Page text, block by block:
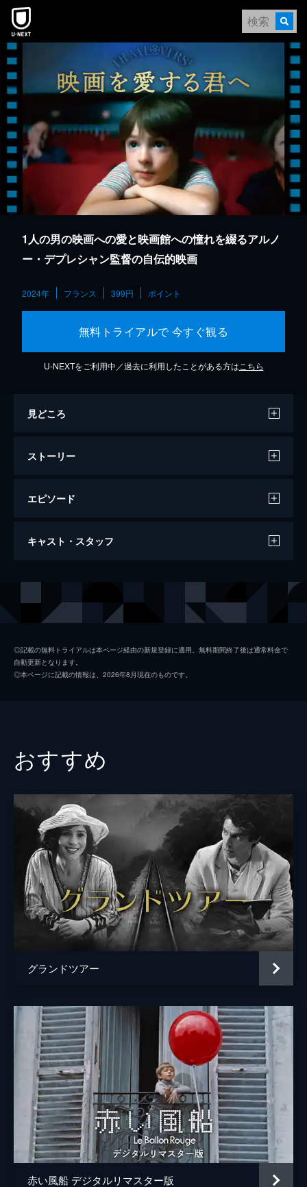
本文へスキップ
1人の男の映画への愛と映画館への憧れを綴るアルノ
ー・デプレシャン監督の自伝的映画
2024年 フランス 399円 ポイント
無料トライアルで 今すぐ観る
U-NEXTをご利用中／過去に利用したことがある方は こちら
見どころ
ストーリー
エピソード
映画を愛する君へ
キャスト・スタッフ
本人 ケント・ジョーンズ
本人／ナレーション
監督 アルノー・デプレシャン
脚本 アルノー・デプレシャン
音楽 グレゴワール・エッツェル
製作 シャルル・ジリベール
◎記載の無料トライアルは本ページ経由の新規登録に適用。無料期間終了後は通常料金で
自動更新となります。
◎本ページに記載の情報は、2026年8月現在のものです。
おすすめ
グランドツアー
赤い風船 デジタルリマスター版